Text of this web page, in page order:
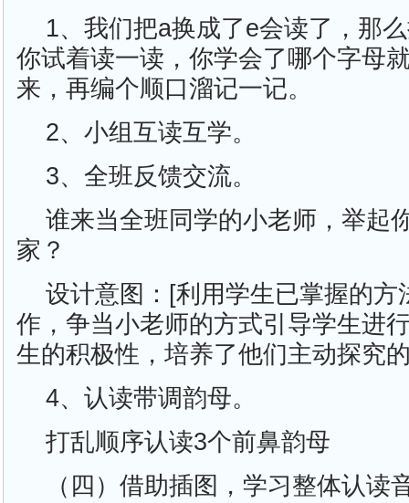
1、我们把a换成了e会读了，那
你试着读一读，你学会了哪个字母
来，再编个顺口溜记一记。
2、小组互读互学。
3、全班反馈交流。
谁来当全班同学的小老师，举起
家？
设计意图：[利用学生已掌握的方
作，争当小老师的方式引导学生进
生的积极性，培养了他们主动探究
4、认读带调韵母。
打乱顺序认读3个前鼻韵母
（四）借助插图，学习整体认读